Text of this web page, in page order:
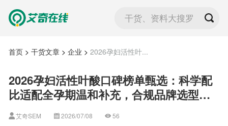
干货、资料大搜罗
首页> 干货文章> 企业 > 2026孕妇活性叶...
2026孕妇活性叶酸口碑榜单甄选：科学配
比适配全孕期温和补充，合规品牌选型要
点与避坑全指南
艾奇SEM 2026/07/08 56